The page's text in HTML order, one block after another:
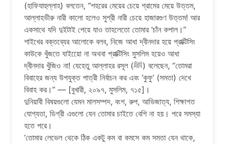
(হাফিযাহুল্লাহ) বলতেন, “শহরের মেয়ের চেয়ে গ্রামের মেয়ে উত্তম,
আল্লাহভীরু নারী কালো হলেও সুশ্রী নারী চেয়ে হাজারগুণ উত্তম! আর
একসাথে যদি দুইটাই পেয়ে যাও তাহলেতো তোমার ‘চাঁন কপাল।”
শাইখের বক্তব্যের আলোকে বলব, নিজে আধা দ্বীনদার হয়ে প্রাক্টিসিং
কাউকে খুঁজতে যাইয়েো না অথবা প্রাক্টিসিং মুসলিম হয়েও আধা
দ্বীনদার খুঁজিও না! যেহেতু আল্লাহর রসূল (ﷺ) বলেছেন, “তোমরা
বিবাহের জন্য উপযুক্ত পাত্রী নির্বাচন কর এবং ‘কুফু’ (সমতা) দেখে
বিবাহ কর।” — [বুখারী, ২০৯৭, মুসলিম, ৭১৫]।
দুনিয়াবী বিষয়গুলো যেমন মালসম্পদ, বংশ, রুপ, আভিজাত্য, শিক্ষাগত
যোগ্যতা, ডিগ্রী এগুলো যেন তোমার চাইতে বেশি না হয়। পরে সমস্যা
হতে পরে।
‘তোমার লেভেল থেকে ঠিক একটু কম বা কমসে কম সমতা যেন থাকে,